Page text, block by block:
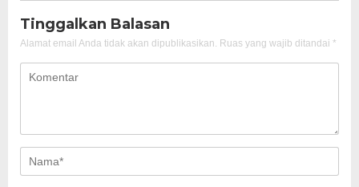
Tinggalkan Balasan
Alamat email Anda tidak akan dipublikasikan. Ruas yang wajib ditandai *